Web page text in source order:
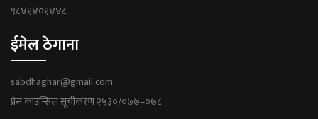
९८४१४०१४४८
ईमेल ठेगाना
sabdhaghar@gmail.com
प्रेस काउन्सिल सूचीकरण २५३०/०७७–०७८